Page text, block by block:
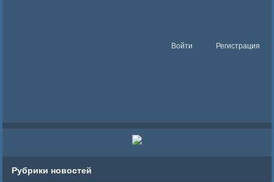
Войти Регистрация
Рубрики новостей